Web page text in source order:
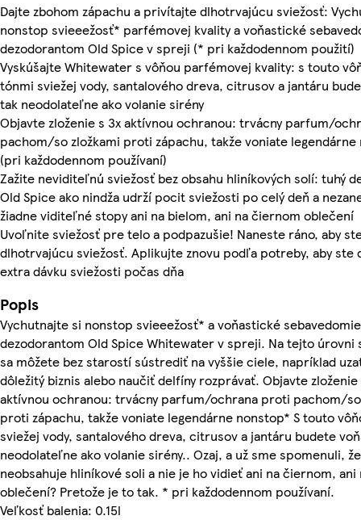
Dajte zbohom zápachu a privítajte dlhotrvajúcu sviežosť:
nonstop svieeežosť* parfémovej kvality a voňastické
dezodorantom Old Spice v spreji (* pri každodennom použití)
Vyskúšajte Whitewater s vôňou parfémovej kvality: s touto
tónmi sviežej vody, santalového dreva, citrusov a jantáru
tak neodolateľne ako volanie sirény
Objavte zloženie s 3x aktívnou ochranou: trvácny parfum/
pachom/so zložkami proti zápachu, takže voniate
(pri každodennom používaní)
Zažite neviditeľnú sviežosť bez obsahu hliníkových solí: tuhý
Old Spice ako nindža udrží pocit sviežosti po celý deň a
žiadne viditeľné stopy ani na bielom, ani na čiernom oblečení
Uvoľnite sviežosť pre telo a podpazušie! Naneste ráno, aby
dlhotrvajúcu sviežosť. Aplikujte znovu podľa potreby, aby ste
extra dávku sviežosti počas dňa
Popis
Vychutnajte si nonstop svieeežosť* a voňastické
dezodorantom Old Spice Whitewater v spreji. Na tejto úrovni
sa môžete bez starostí sústrediť na vyššie ciele, napríklad
dôležitý biznis alebo naučiť delfíny rozprávať. Objavte zloženie
aktívnou ochranou: trvácny parfum/ochrana proti pachom/
proti zápachu, takže voniate legendárne nonstop* S touto
sviežej vody, santalového dreva, citrusov a jantáru budete
neodolateľne ako volanie sirény.. Ozaj, a už sme spomenuli, že
neobsahuje hliníkové soli a nie je ho vidieť ani na čiernom, ani
oblečení? Pretože je to tak. * pri každodennom používaní.
Veľkosť balenia: 0.15l